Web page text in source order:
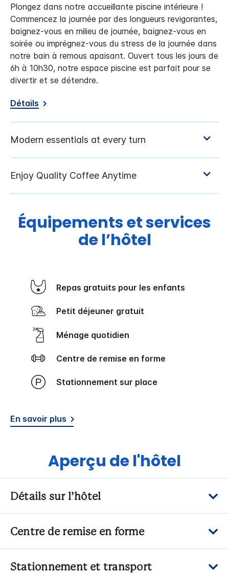
Plongez dans notre accueillante piscine intérieure !
Commencez la journée par des longueurs revigorantes,
baignez-vous en milieu de journée, baignez-vous en
soirée ou imprégnez-vous du stress de la journée dans
notre bain à remous apaisant. Ouvert tous les jours de
6h à 10h30, notre espace piscine est parfait pour se
divertir et se détendre.
Détails
Équipements et services
de l’hôtel
Repas gratuits pour les enfants
Petit déjeuner gratuit
Ménage quotidien
Centre de remise en forme
Stationnement sur place
En savoir plus
Aperçu de l'hôtel
Détails sur l’hôtel
Centre de remise en forme
Stationnement et transport